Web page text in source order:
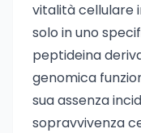
vitalità cellulare
solo in uno
peptideina
genomica
sua assenza
sopravvivenza